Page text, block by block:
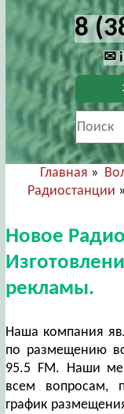
8
✉
Главная »
Радиостанции
Новое
рекламы.
Наша компания
по размещению
95.5 FM. Наши
всем вопросам,
график